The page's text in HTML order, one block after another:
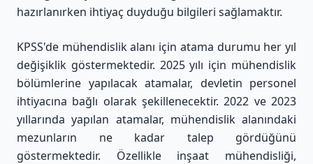
hazırlanırken ihtiyaç duyduğu bilgileri sağlamaktır.
KPSS'de mühendislik alanı için atama durumu her yıl
değişiklik göstermektedir. 2025 yılı için mühendislik
bölümlerine yapılacak atamalar, devletin personel
ihtiyacına bağlı olarak şekillenecektir. 2022 ve 2023
yıllarında yapılan atamalar, mühendislik alanındaki
mezunların ne kadar talep gördüğünü
göstermektedir. Özellikle inşaat mühendisliği,